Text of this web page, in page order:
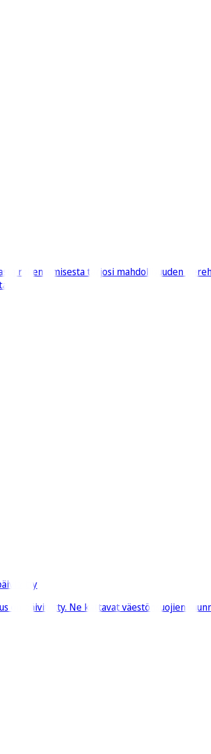
rakentamisesta tarjosi mahdollisuuden
on päivitetty. Ne kattavat väestönsuojien